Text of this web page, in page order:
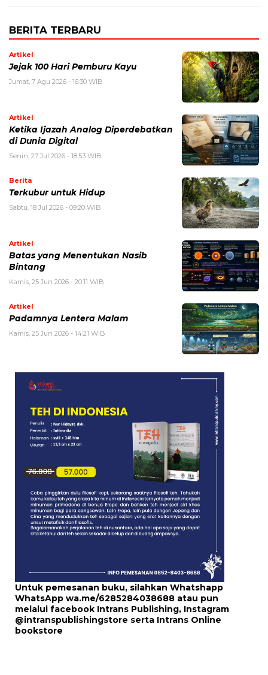
BERITA TERBARU
Artikel
Jejak 100 Hari Pemburu Kayu
Jumat, 7 Agu 2026 - 16:30 WIB
Artikel
Ketika Ijazah Analog Diperdebatkan
di Dunia Digital
Senin, 27 Jul 2026 - 18:53 WIB
Berita
Terkubur untuk Hidup
Sabtu, 18 Jul 2026 - 09:20 WIB
Artikel
Batas yang Menentukan Nasib
Bintang
Kamis, 25 Jun 2026 - 20:11 WIB
Artikel
Padamnya Lentera Malam
Kamis, 25 Jun 2026 - 14:21 WIB
Untuk pemesanan buku, silahkan Whatshapp
WhatsApp wa.me/6285284038688 atau pun
melalui facebook Intrans Publishing, Instagram
@intranspublishingstore serta Intrans Online
bookstore